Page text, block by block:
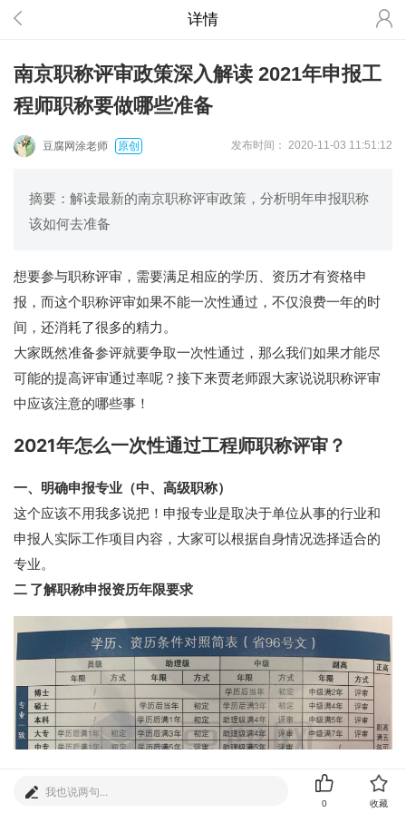
详情
南京职称评审政策深入解读 2021年申报工
程师职称要做哪些准备
豆腐网涂老师 原创 ： 2020-11-03 11:51:12
发布时间
摘要：解读最新的南京职称评审政策，分析明年申报职称
该如何去准备
想要参与职称评审，需要满足相应的学历、资历才有资格申
报，而这个职称评审如果不能一次性通过，不仅浪费一年的时
间，还消耗了很多的精力。
大家既然准备参评就要争取一次性通过，那么我们如果才能尽
可能的提高评审通过率呢？接下来贾老师跟大家说说职称评审
中应该注意的哪些事！
2021年怎么一次性通过工程师职称评审？
一、明确申报专业（中、高级职称）
这个应该不用我多说把！申报专业是取决于单位从事的行业和
申报人实际工作项目内容，大家可以根据自身情况选择适合的
专业。
二 了解职称申报资历年限要求
收藏
0